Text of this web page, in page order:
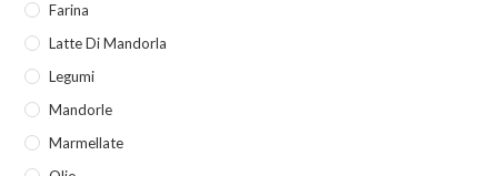
Farina
Latte Di Mandorla
Legumi
Mandorle
Marmellate